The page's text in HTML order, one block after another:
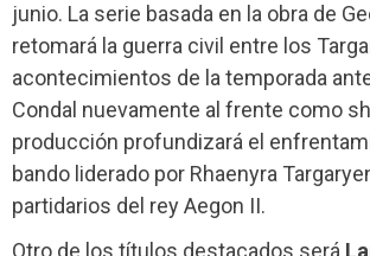
junio. La serie basada en la obra de
retomará la guerra civil entre los
acontecimientos de la temporada
Condal nuevamente al frente como
producción profundizará el
bando liderado por Rhaenyra
partidarios del rey Aegon II.
Otro de los títulos destacados será